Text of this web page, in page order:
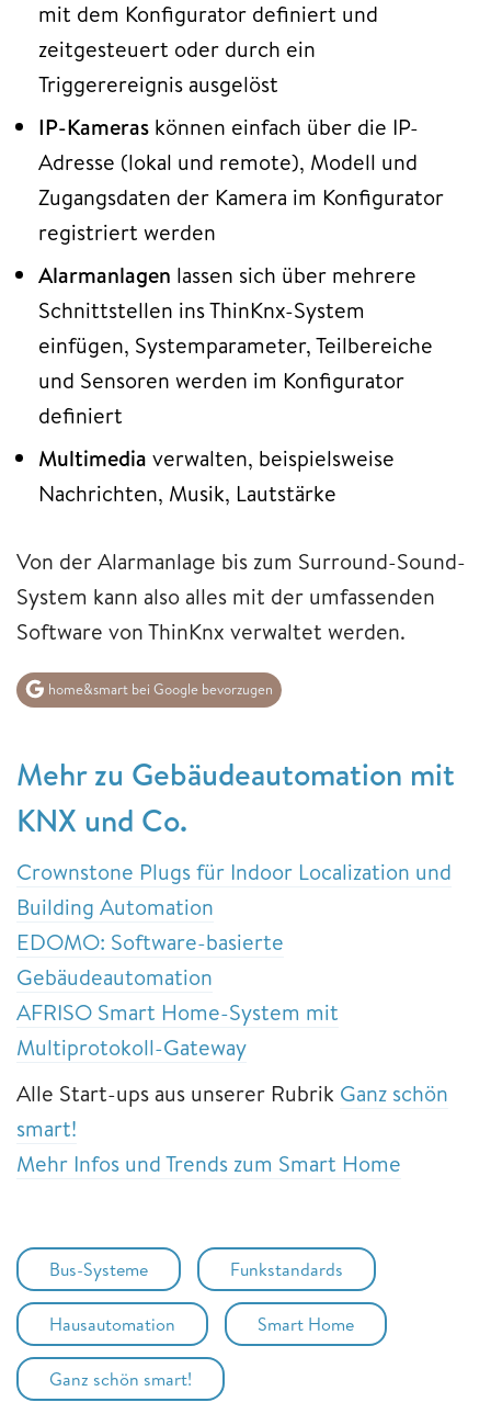
mit dem Konfigurator definiert und
zeitgesteuert oder durch ein
Triggerereignis ausgelöst
IP-Kameras können einfach über die IP-
Adresse (lokal und remote), Modell und
Zugangsdaten der Kamera im Konfigurator
registriert werden
Alarmanlagen lassen sich über mehrere
Schnittstellen ins ThinKnx-System
einfügen, Systemparameter, Teilbereiche
und Sensoren werden im Konfigurator
definiert
Multimedia verwalten, beispielsweise
Nachrichten, Musik, Lautstärke
Von der Alarmanlage bis zum Surround-Sound-
System kann also alles mit der umfassenden
Software von ThinKnx verwaltet werden.
home&smart bei Google bevorzugen
Mehr zu Gebäudeautomation mit
KNX und Co.
Crownstone Plugs für Indoor Localization und
Building Automation
EDOMO: Software-basierte
Gebäudeautomation
AFRISO Smart Home-System mit
Multiprotokoll-Gateway
Alle Start-ups aus unserer Rubrik Ganz schön
smart!
Mehr Infos und Trends zum Smart Home
Bus-Systeme Funkstandards
Hausautomation Smart Home
Ganz schön smart!